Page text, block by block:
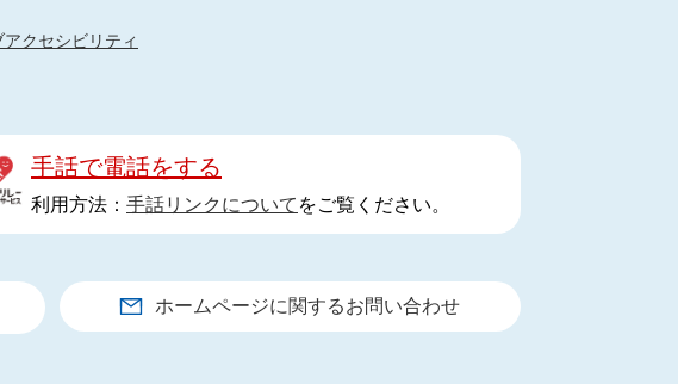
アクセシビリティ
手話で電話をする
利用方法： 手話リンクについて をご覧ください。
ホームページに関するお問い合わせ